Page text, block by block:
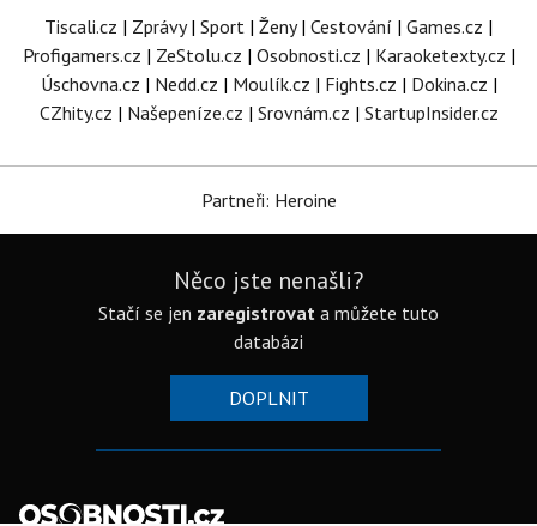
Tiscali.cz | Zprávy| Sport | Ženy| Cestování | Games.cz |
Profigamers.cz | ZeStolu.cz | Osobnosti.cz | Karaoketexty.cz |
Úschovna.cz | Nedd.cz | Moulík.cz | Fights.cz | Dokina.cz |
CZhity.cz | Našepeníze.cz | Srovnám.cz | StartupInsider.cz
Partneři: Heroine
Něco jste nenašli?
Stačí se jen zaregistrovat a můžete tuto
databázi
DOPLNIT